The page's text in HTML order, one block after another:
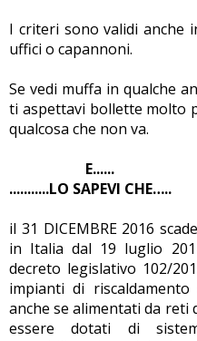
I criteri sono validi anche
uffici o capannoni.
Se vedi muffa in qualche
ti aspettavi bollette molto
qualcosa che non va.
E......
...........LO SAPEVI CHE…..
il 31 DICEMBRE 2016
in Italia dal 19 luglio
decreto legislativo 102/
impianti di
anche se alimentati da reti
essere dotati di